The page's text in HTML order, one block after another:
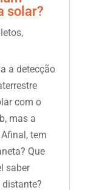
solar?
,
a detecção
com o
mas a
tem
Que
saber